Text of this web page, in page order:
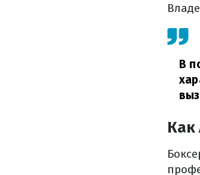
В
Как